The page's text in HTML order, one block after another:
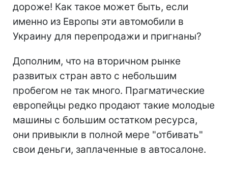
дороже! Как такое может быть, если
именно из Европы эти автомобили в
Украину для перепродажи и пригнаны?
Дополним, что на вторичном рынке
развитых стран авто с небольшим
пробегом не так много. Прагматические
европейцы редко продают такие молодые
машины с большим остатком ресурса,
они привыкли в полной мере "отбивать"
свои деньги, заплаченные в автосалоне.